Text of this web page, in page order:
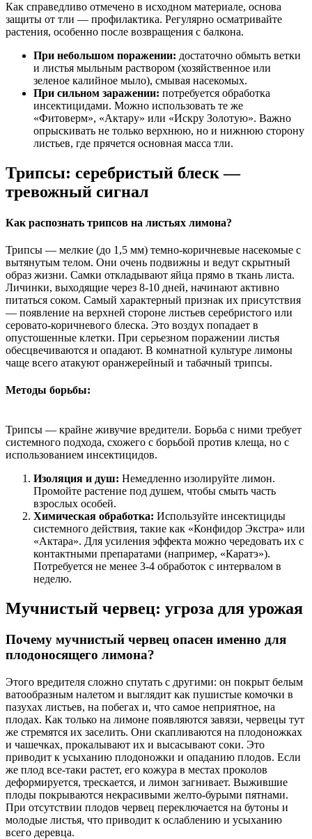
Как справедливо отмечено в исходном материале, основа
защиты от тли — профилактика. Регулярно осматривайте
растения, особенно после возвращения с балкона.
При небольшом поражении: достаточно обмыть ветки
и листья мыльным раствором (хозяйственное или
зеленое калийное мыло), смывая насекомых.
При сильном заражении: потребуется обработка
инсектицидами. Можно использовать те же
«Фитоверм», «Актару» или «Искру Золотую». Важно
опрыскивать не только верхнюю, но и нижнюю сторону
листьев, где прячется основная масса тли.
Трипсы: серебристый блеск —
тревожный сигнал
Как распознать трипсов на листьях лимона?
Трипсы — мелкие (до 1,5 мм) темно-коричневые насекомые с
вытянутым телом. Они очень подвижны и ведут скрытный
образ жизни. Самки откладывают яйца прямо в ткань листа.
Личинки, выходящие через 8-10 дней, начинают активно
питаться соком. Самый характерный признак их присутствия
— появление на верхней стороне листьев серебристого или
серовато-коричневого блеска. Это воздух попадает в
опустошенные клетки. При серьезном поражении листья
обесцвечиваются и опадают. В комнатной культуре лимоны
чаще всего атакуют оранжерейный и табачный трипсы.
Методы борьбы:
Трипсы — крайне живучие вредители. Борьба с ними требует
системного подхода, схожего с борьбой против клеща, но с
использованием инсектицидов.
Изоляция и душ: Немедленно изолируйте лимон.
Промойте растение под душем, чтобы смыть часть
взрослых особей.
Химическая обработка: Используйте инсектициды
системного действия, такие как «Конфидор Экстра» или
«Актара». Для усиления эффекта можно чередовать их с
контактными препаратами (например, «Каратэ»).
Потребуется не менее 3-4 обработок с интервалом в
неделю.
Мучнистый червец: угроза для урожая
Почему мучнистый червец опасен именно для
плодоносящего лимона?
Этого вредителя сложно спутать с другими: он покрыт белым
ватообразным налетом и выглядит как пушистые комочки в
пазухах листьев, на побегах и, что самое неприятное, на
плодах. Как только на лимоне появляются завязи, червецы тут
же стремятся их заселить. Они скапливаются на плодоножках
и чашечках, прокалывают их и высасывают соки. Это
приводит к усыханию плодоножки и опаданию плодов. Если
же плод все-таки растет, его кожура в местах проколов
деформируется, трескается, и лимон загнивает. Выжившие
плоды покрываются некрасивыми желто-бурыми пятнами.
При отсутствии плодов червец переключается на бутоны и
молодые листья, что приводит к ослаблению и усыханию
всего деревца.